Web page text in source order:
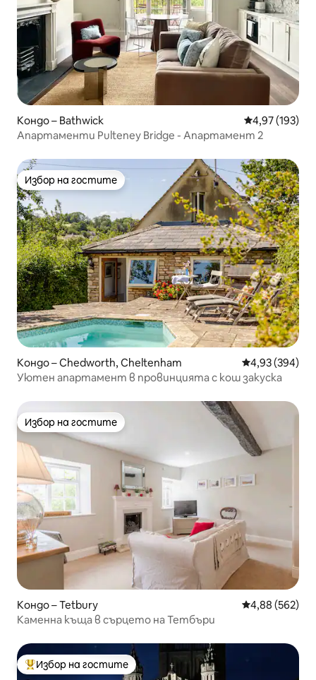
Кондо – Bathwick Средна
4,97 (193)
Апартаменти Pulteney Bridge - Апартамент 2
Избор на гостите
Избор на гостите
Кондо – Chedworth, Cheltenham Средна
4,93 (394)
Уютен апартамент в провинцията с кош закуска
Избор на гостите
Избор на гостите
Кондо – Tetbury Средна
4,88 (562)
Каменна къща в сърцето на Тетбъри
Най-популярен избор на гостите
Избор на гостите